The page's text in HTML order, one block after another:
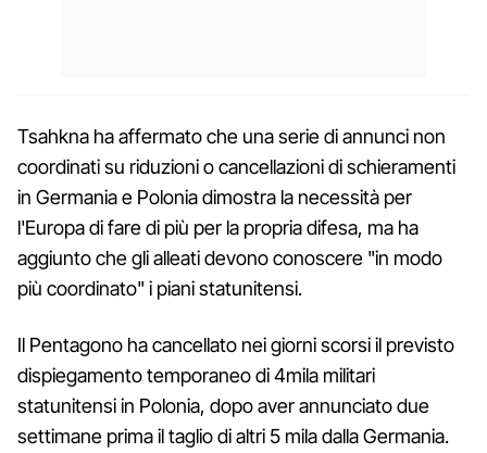
Tsahkna ha affermato che una serie di annunci non
coordinati su riduzioni o cancellazioni di schieramenti
in Germania e Polonia dimostra la necessità per
l'Europa di fare di più per la propria difesa, ma ha
aggiunto che gli alleati devono conoscere "in modo
più coordinato" i piani statunitensi.
Il Pentagono ha cancellato nei giorni scorsi il previsto
dispiegamento temporaneo di 4mila militari
statunitensi in Polonia, dopo aver annunciato due
settimane prima il taglio di altri 5 mila dalla Germania.